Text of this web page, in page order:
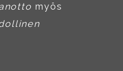
myös